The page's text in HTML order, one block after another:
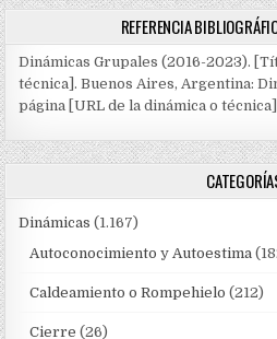
REFERENCIA
Dinámicas Grupales (2016-2023).
técnica]. Buenos Aires, Argentina:
página [URL de la dinámica o
Dinámicas (1.167)
Autoconocimiento y Autoestima
Caldeamiento o Rompehielo (212)
Cierre (26)